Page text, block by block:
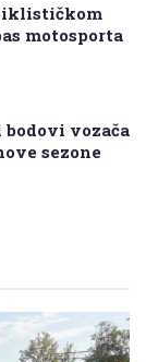
motosporta
bodovi vozača
sezone